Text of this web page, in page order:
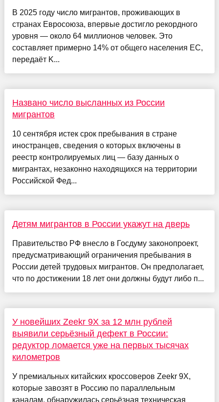
В 2025 году число мигрантов, проживающих в
странах Евросоюза, впервые достигло рекордного
уровня — около 64 миллионов человек. Это
составляет примерно 14% от общего населения ЕС,
передаёт K...
Названо число высланных из России
мигрантов
10 сентября истек срок пребывания в стране
иностранцев, сведения о которых включены в
реестр контролируемых лиц — базу данных о
мигрантах, незаконно находящихся на территории
Российской Фед...
Детям мигрантов в России укажут на дверь
Правительство РФ внесло в Госдуму законопроект,
предусматривающий ограничения пребывания в
России детей трудовых мигрантов. Он предполагает,
что по достижении 18 лет они должны будут либо п...
У новейших Zeekr 9X за 12 млн рублей
выявили серьёзный дефект в России:
редуктор ломается уже на первых тысячах
километров
У премиальных китайских кроссоверов Zeekr 9X,
которые завозят в Россию по параллельным
каналам, обнаружилась серьёзная техническая